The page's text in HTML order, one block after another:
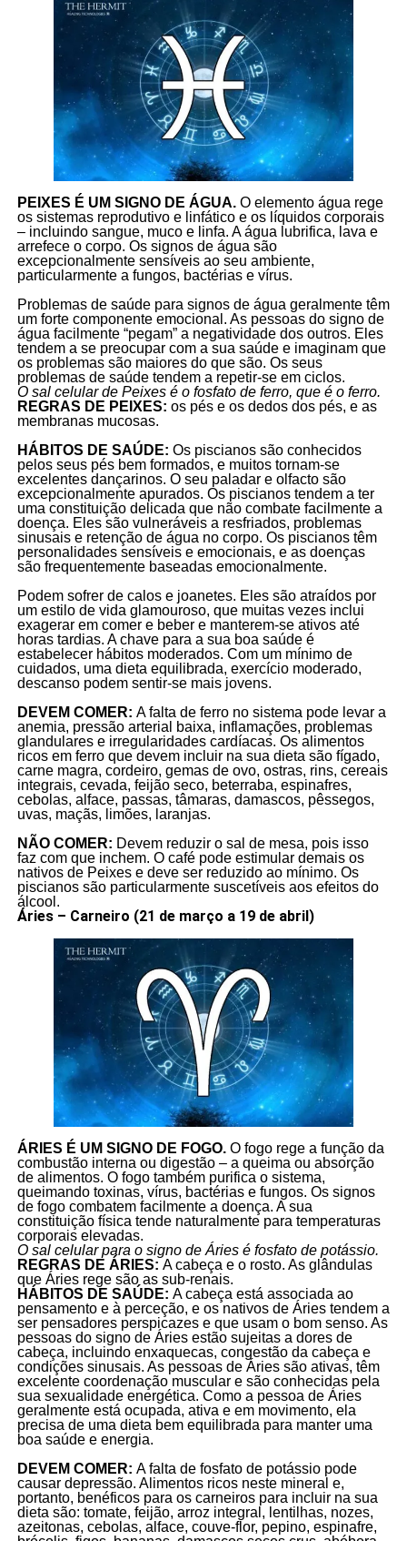
PEIXES É UM SIGNO DE ÁGUA.O elemento água rege
os sistemas reprodutivo e linfático e os líquidos corporais
– incluindo sangue, muco e linfa. A água lubrifica, lava e
arrefece o corpo. Os signos de água são
excepcionalmente sensíveis ao seu ambiente,
particularmente a fungos, bactérias e vírus.
Problemas de saúde para signos de água geralmente têm
um forte componente emocional. As pessoas do signo de
água facilmente “pegam” a negatividade dos outros. Eles
tendem a se preocupar com a sua saúde e imaginam que
os problemas são maiores do que são. Os seus
problemas de saúde tendem a repetir-se em ciclos.
O sal celular de Peixes é o fosfato de ferro, que é o ferro.
REGRAS DE PEIXES: os pés e os dedos dos pés, e as
membranas mucosas.
HÁBITOS DE SAÚDE: Os piscianos são conhecidos
pelos seus pés bem formados, e muitos tornam-se
excelentes dançarinos. O seu paladar e olfacto são
excepcionalmente apurados. Os piscianos tendem a ter
uma constituição delicada que não combate facilmente a
doença. Eles são vulneráveis a resfriados, problemas
sinusais e retenção de água no corpo. Os piscianos têm
personalidades sensíveis e emocionais, e as doenças
são frequentemente baseadas emocionalmente.
Podem sofrer de calos e joanetes. Eles são atraídos por
um estilo de vida glamouroso, que muitas vezes inclui
exagerar em comer e beber e manterem-se ativos até
horas tardias. A chave para a sua boa saúde é
estabelecer hábitos moderados. Com um mínimo de
cuidados, uma dieta equilibrada, exercício moderado,
descanso podem sentir-se mais jovens.
DEVEM COMER: A falta de ferro no sistema pode levar a
anemia, pressão arterial baixa, inflamações, problemas
glandulares e irregularidades cardíacas. Os alimentos
ricos em ferro que devem incluir na sua dieta são fígado,
carne magra, cordeiro, gemas de ovo, ostras, rins, cereais
integrais, cevada, feijão seco, beterraba, espinafres,
cebolas, alface, passas, tâmaras, damascos, pêssegos,
uvas, maçãs, limões, laranjas.
NÃO COMER: Devem reduzir o sal de mesa, pois isso
faz com que inchem. O café pode estimular demais os
nativos de Peixes e deve ser reduzido ao mínimo. Os
piscianos são particularmente suscetíveis aos efeitos do
álcool.
Áries – Carneiro (21 de março a 19 de abril)
ÁRIES É UM SIGNO DE FOGO.O fogo rege a função da
combustão interna ou digestão – a queima ou absorção
de alimentos. O fogo também purifica o sistema,
queimando toxinas, vírus, bactérias e fungos. Os signos
de fogo combatem facilmente a doença. A sua
constituição física tende naturalmente para temperaturas
corporais elevadas.
O sal celular para o signo de Áries é fosfato de potássio.
REGRAS DE ÁRIES: A cabeça e o rosto. As glândulas
que Áries rege são as sub-renais.
HÁBITOS DE SAÚDE: A cabeça está associada ao
pensamento e à perceção, e os nativos de Áries tendem a
ser pensadores perspicazes e que usam o bom senso. As
pessoas do signo de Áries estão sujeitas a dores de
cabeça, incluindo enxaquecas, congestão da cabeça e
condições sinusais. As pessoas de Áries são ativas, têm
excelente coordenação muscular e são conhecidas pela
sua sexualidade energética. Como a pessoa de Áries
geralmente está ocupada, ativa e em movimento, ela
precisa de uma dieta bem equilibrada para manter uma
boa saúde e energia.
DEVEM COMER: A falta de fosfato de potássio pode
causar depressão. Alimentos ricos neste mineral e,
portanto, benéficos para os carneiros para incluir na sua
dieta são: tomate, feijão, arroz integral, lentilhas, nozes,
azeitonas, cebolas, alface, couve-flor, pepino, espinafre,